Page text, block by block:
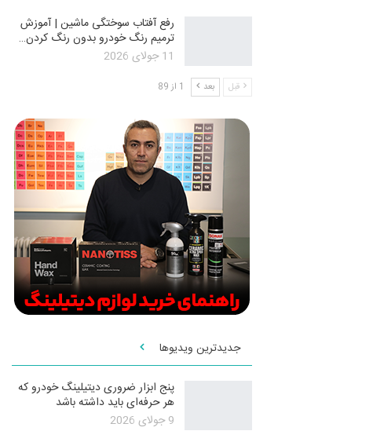
رفع آفتاب سوختگی ماشین | آموزش
ترمیم رنگ خودرو بدون رنگ کردن…
11 جولای 2026
قبل بعد 1 از 89
جدیدترین ویدیوها
پنج ابزار ضروری دیتیلینگ خودرو که
هر حرفه‌ای باید داشته باشد
9 جولای 2026